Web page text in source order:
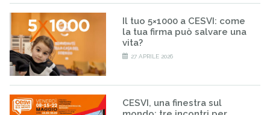
Il tuo 5×1000 a CESVI: come
la tua firma può salvare una
vita?
27 APRILE 2026
CESVI, una finestra sul